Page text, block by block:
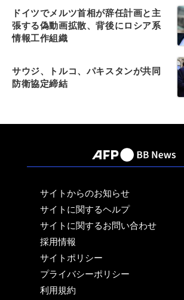
ドイツでメルツ首相が辞任計画と主
張する偽動画拡散、背後にロシア系
情報工作組織
サウジ、トルコ、パキスタンが共同
防衛協定締結
サイトからのお知らせ
サイトに関するヘルプ
サイトに関するお問い合わせ
採用情報
サイトポリシー
プライバシーポリシー
利用規約